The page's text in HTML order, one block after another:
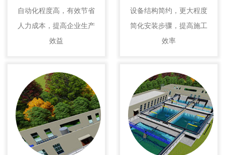
自动化程度高，有效节省
人力成本，提高企业生产
效益
设备结构简约，更大程度
简化安装步骤，提高施工
效率